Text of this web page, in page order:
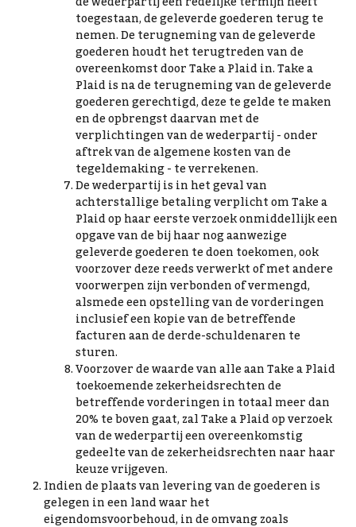
toegestaan, de geleverde goederen terug te
nemen. De terugneming van de geleverde
goederen houdt het terugtreden van de
overeenkomst door Take a Plaid in. Take a
Plaid is na de terugneming van de geleverde
goederen gerechtigd, deze te gelde te maken
en de opbrengst daarvan met de
verplichtingen van de wederpartij - onder
aftrek van de algemene kosten van de
tegeldemaking - te verrekenen.
De wederpartij is in het geval van
achterstallige betaling verplicht om Take a
Plaid op haar eerste verzoek onmiddellijk een
opgave van de bij haar nog aanwezige
geleverde goederen te doen toekomen, ook
voorzover deze reeds verwerkt of met andere
voorwerpen zijn verbonden of vermengd,
alsmede een opstelling van de vorderingen
inclusief een kopie van de betreffende
facturen aan de derde-schuldenaren te
sturen.
Voorzover de waarde van alle aan Take a Plaid
toekoemende zekerheidsrechten de
betreffende vorderingen in totaal meer dan
20% te boven gaat, zal Take a Plaid op verzoek
van de wederpartij een overeenkomstig
gedeelte van de zekerheidsrechten naar haar
keuze vrijgeven.
Indien de plaats van levering van de goederen is
gelegen in een land waar het
eigendomsvoorbehoud, in de omvang zoals